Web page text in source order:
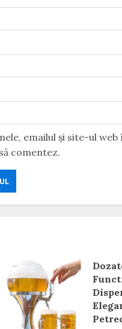
emailul și site-ul
comentez.